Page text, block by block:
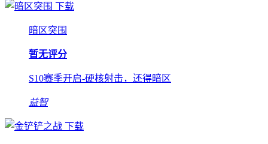
下载
暗区突围
暂无评分
S10赛季开启-硬核射击，还得暗区
益智
下载